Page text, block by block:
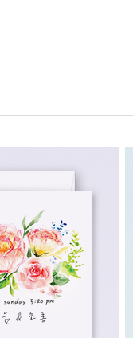
미니 청첩장